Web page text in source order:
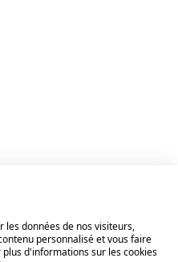
les données de nos visiteurs,
personnalisé et vous faire
d'informations sur les cookies